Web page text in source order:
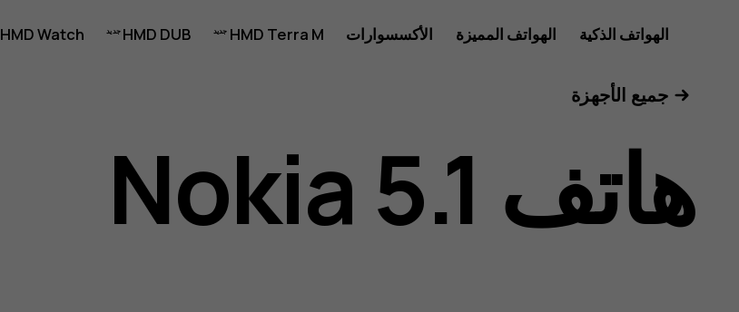
دليل
مستخدم
هاتف
الهواتف الذكية الهواتف المميزة الأكسسوارات HMD Terra M
HMD DUB
HMD Watch
جميع الأجهزة
هاتف Nokia 5.1